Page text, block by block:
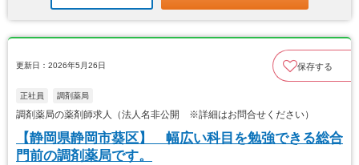
更新日：2026年5月26日 保存する
正社員 調剤薬局
調剤薬局の薬剤師求人（法人名非公開 ※詳細はお問合せください）
【静岡県静岡市葵区】 幅広い科目を勉強できる総合
門前の調剤薬局です。